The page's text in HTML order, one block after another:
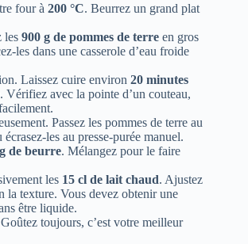
four à 200 °C. Beurrez un grand plat
les 900 g de pommes de terre en gros
les dans une casserole d’eau froide
Laissez cuire environ 20 minutes
Vérifiez avec la pointe d’un couteau,
Passez les pommes de terre au
écrasez-les au presse-purée manuel.
de beurre. Mélangez pour le faire
les 15 cl de lait chaud. Ajustez
la texture. Vous devez obtenir une
être liquide.
toujours, c’est votre meilleur